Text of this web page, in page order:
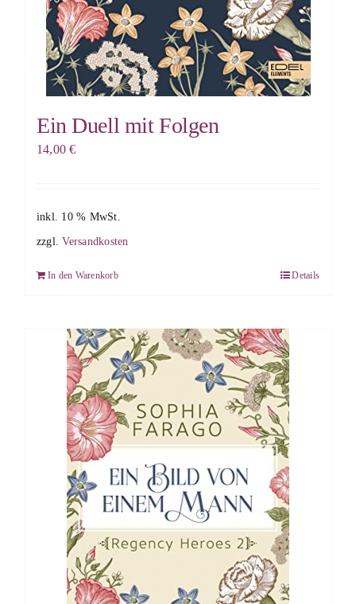
Ein Duell mit Folgen
14,00€
inkl. 10 % MwSt.
zzgl.Versandkosten
In den Warenkorb Details